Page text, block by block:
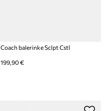
Coach balerinke Sclpt Cstl
199,90 €